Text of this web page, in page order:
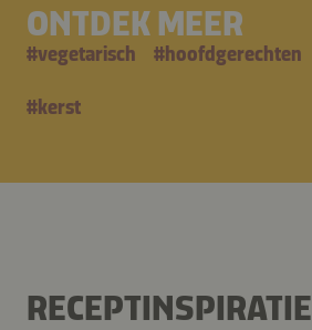
ONTDEK MEER
#vegetarisch #hoofdgerechten
#kerst
RECEPTINSPIRATIE